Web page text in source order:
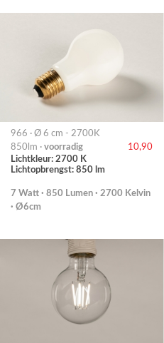
966 · Ø 6 cm - 2700K
850lm · voorradig
10,90
Lichtkleur: 2700 K
Lichtopbrengst: 850 lm
7 Watt · 850 Lumen · 2700 Kelvin
· Ø6cm